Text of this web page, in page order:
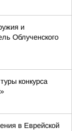
и
Облученского
конкурса
в Еврейской